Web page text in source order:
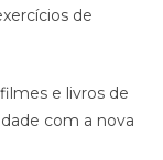
de
e livros de
com a nova